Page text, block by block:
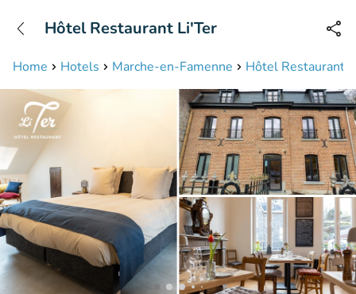
Erreichbar bis 23:00 Uhr
Home Hotels Marche-en-Famenne Hôtel Restaurant
Hôtel Restaurant Li'Ter